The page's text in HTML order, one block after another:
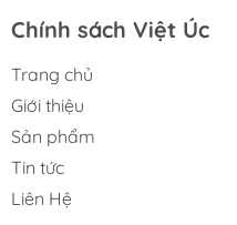
Chính sách Việt Úc
Trang chủ
Giới thiệu
Sản phẩm
Tin tức
Liên Hệ